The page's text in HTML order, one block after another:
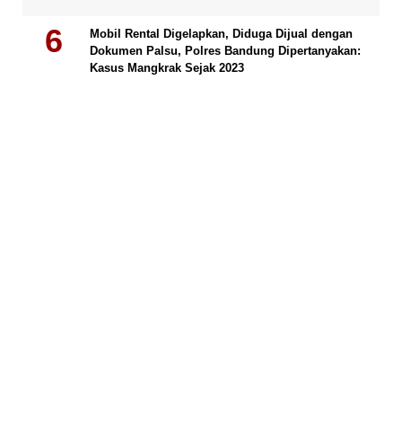
Mobil Rental Digelapkan, Diduga Dijual dengan
Dokumen Palsu, Polres Bandung Dipertanyakan:
Kasus Mangkrak Sejak 2023